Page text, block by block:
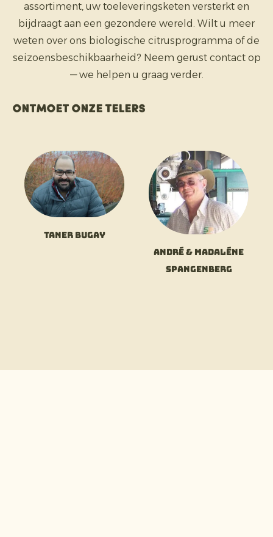
assortiment, uw toeleveringsketen versterkt en
bijdraagt aan een gezondere wereld. Wilt u meer
weten over ons biologische citrusprogramma of de
seizoensbeschikbaarheid? Neem gerust contact op
— we helpen u graag verder.
Ontmoet onze telers
Taner Bugay
André & Madaléne
Spangenberg